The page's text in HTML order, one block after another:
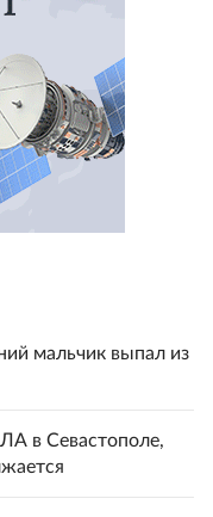
мальчик выпал из
в Севастополе,